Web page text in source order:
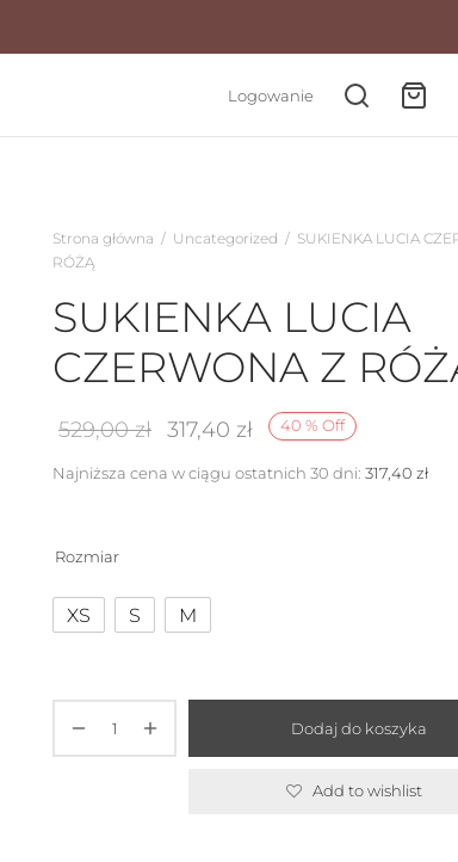
Logowanie
Strona główna / Uncategorized / SUKIENKA LUCIA
RÓŻĄ
SUKIENKA LUCIA
CZERWONA Z
40 % Off
529,00zł Pierwotna
cena
317,40 zł Aktualna
cena
Najniższa cena w ciągu ostatnich 30 dni: 317,40 zł
Rozmiar
XS S M
Dodaj do koszyka
Add to wishlist